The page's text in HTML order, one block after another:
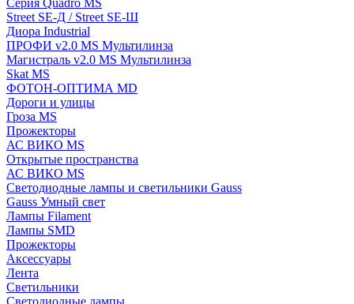
Серия Quadro MS
Street SE-Д / Street SE-Ш
Диора Industrial
ПРОФИ v2.0 MS Мультилинза
Магистраль v2.0 MS Мультилинза
Skat MS
ФОТОН-ОПТИМА MD
Дороги и улицы
Гроза MS
Прожекторы
АС ВИКО MS
Открытые пространства
АС ВИКО MS
Светодиодные лампы и светильники Gauss
Gauss Умный свет
Лампы Filament
Лампы SMD
Прожекторы
Аксессуары
Лента
Светильники
Светодиодные лампы